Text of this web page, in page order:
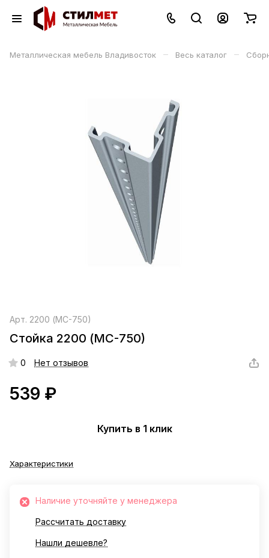
Металлическая мебель Владивосток – Весь каталог –
Арт. 2200 (МС-750)
Стойка 2200 (МС-750)
0 Нет отзывов
539 ₽
Купить в 1 клик
Характеристики
Наличие уточняйте у менеджера
Рассчитать доставку
Нашли дешевле?